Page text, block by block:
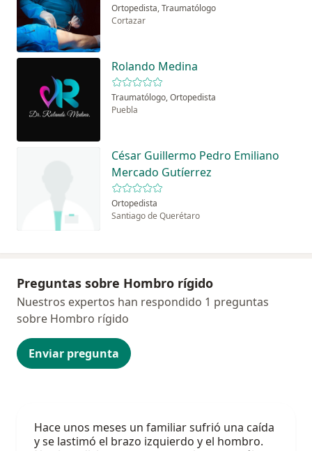
Ortopedista, Traumatólogo
Cortazar
Rolando Medina
Traumatólogo, Ortopedista
Puebla
César Guillermo Pedro Emiliano
Mercado Gutíerrez
Ortopedista
Santiago de Querétaro
Preguntas sobre Hombro rígido
Enviar pregunta
Nuestros expertos han respondido 1 preguntas
sobre Hombro rígido
Hace unos meses un familiar sufrió una caída
y se lastimó el brazo izquierdo y el hombro.